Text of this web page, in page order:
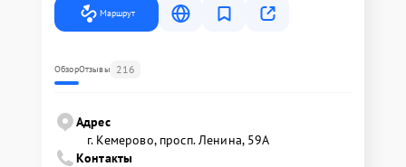
Маршрут
ОбзорОтзывы 216
Адрес
г. Кемерово, просп. Ленина, 59А
Контакты